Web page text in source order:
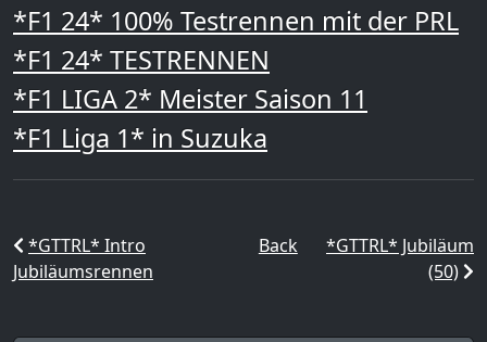
*F1 24* 100% Testrennen mit der PRL
*F1 24* TESTRENNEN
*F1 LIGA 2* Meister Saison 11
*F1 Liga 1* in Suzuka
*GTTRL* Intro
Jubiläumsrennen
Back
*GTTRL* Jubiläum
(50)